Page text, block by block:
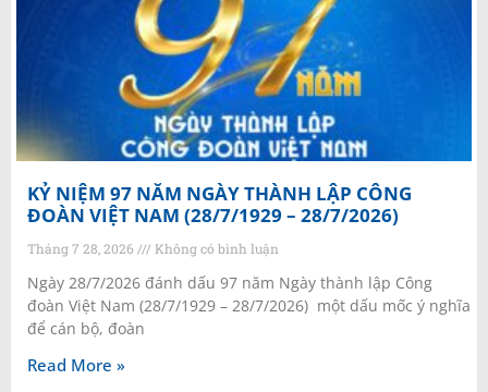
KỶ NIỆM 97 NĂM NGÀY THÀNH LẬP CÔNG
ĐOÀN VIỆT NAM (28/7/1929 – 28/7/2026)
Tháng 7 28, 2026 Không có bình luận
Ngày 28/7/2026 đánh dấu 97 năm Ngày thành lập Công
đoàn Việt Nam (28/7/1929 – 28/7/2026) một dấu mốc ý nghĩa
để cán bộ, đoàn
Read More »